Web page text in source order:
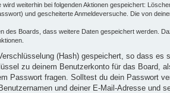
weiterhin bei folgenden Aktionen gespeichert:
und gescheiterte Anmeldeversuche. Die von
des Boards, dass weitere Daten gespeichert werden.
(Hash) gespeichert, so dass
zu deinem Benutzerkonto für das Board,
Passwort fragen. Solltest du dein Passwort
und deiner E-Mail-Adresse